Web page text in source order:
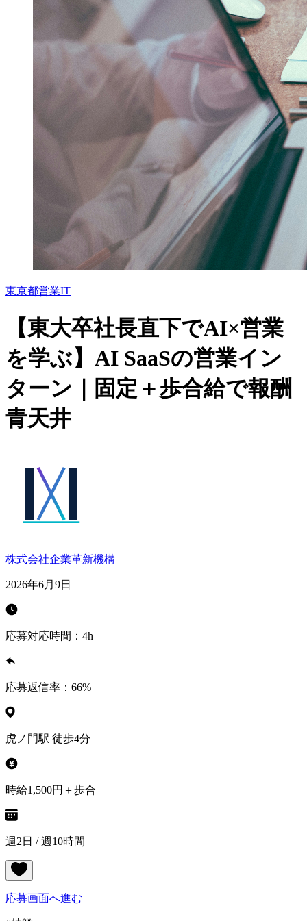
東京都営業IT
【東大卒社長直下でAI×営業
を学ぶ】AI SaaSの営業イン
ターン｜固定＋歩合給で報酬
青天井
株式会社企業⾰新機構
2026年6月9日
応募対応時間： 4h
応募返信率： 66%
虎ノ門駅 徒歩4分
時給1,500円＋歩合
週2日 / 週10時間
応募画面へ進む